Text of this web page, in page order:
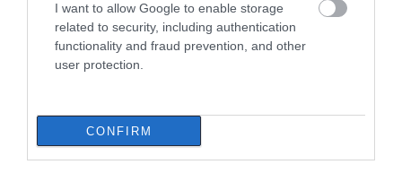
I want to allow Google to enable storage
related to security, including authentication
functionality and fraud prevention, and other
user protection.
CONFIRM
Φωτιά στη Σκύρο: Χωρίς ενεργό
μέτωπο – Παραμένουν ισχυρές
δυνάμεις της Πυροσβεστικής
07.08.2026 | 00:10